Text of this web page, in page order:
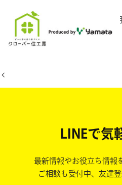
2025年10
LINEで気
最新情報やお役立ち情報
ご相談も受付中、友達